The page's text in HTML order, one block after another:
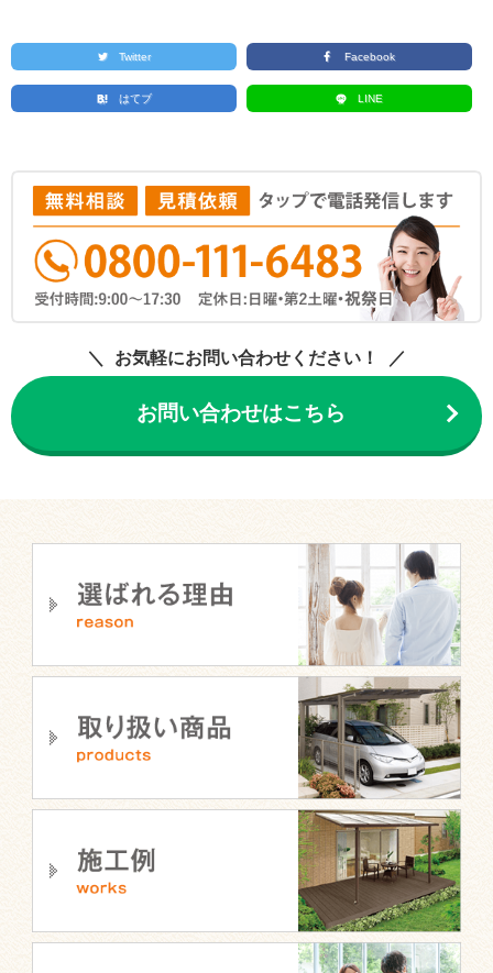
Twitter Facebook
はてブ LINE
お気軽にお問い合わせください！
お問い合わせはこちら